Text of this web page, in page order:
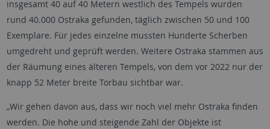
insgesamt 40 auf 40 Metern westlich des Tempels wurden
rund 40.000 Ostraka gefunden, täglich zwischen 50 und 100
Exemplare. Für jedes einzelne mussten Hunderte Scherben
umgedreht und geprüft werden. Weitere Ostraka stammen aus
der Räumung eines älteren Tempels, von dem vor 2022 nur der
knapp 52 Meter breite Torbau sichtbar war.
„Wir gehen davon aus, dass wir noch viel mehr Ostraka finden
werden. Die hohe und steigende Zahl der Objekte ist